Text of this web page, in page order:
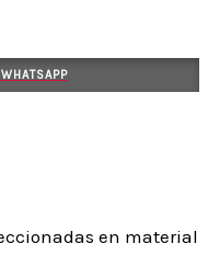
en material